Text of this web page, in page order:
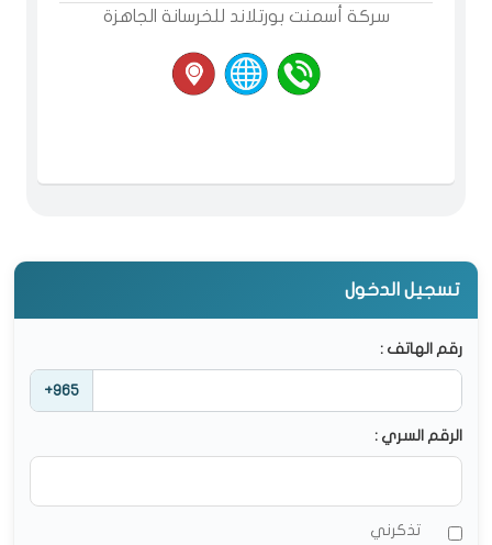
سركة أسمنت بورتلاند للخرسانة الجاهزة
تسجيل الدخول
رقم الهاتف :
+965
الرقم السري :
تذكرني